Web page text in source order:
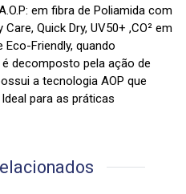
em fibra de Poliamida com
Quick Dry, UV50+ ,CO² em
Friendly, quando
decomposto pela ação de
a tecnologia AOP que
para as práticas